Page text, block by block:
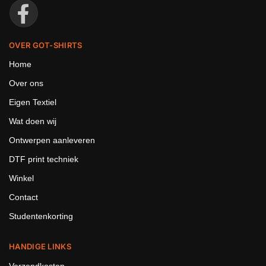
OVER GOT-SHIRTS
Home
Over ons
Eigen Textiel
Wat doen wij
Ontwerpen aanleveren
DTF print techniek
Winkel
Contact
Studentenkorting
HANDIGE LINKS